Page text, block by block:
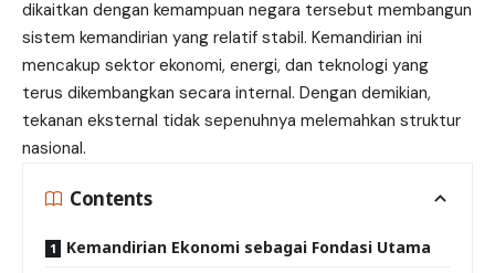
dikaitkan dengan kemampuan negara tersebut membangun
sistem kemandirian yang relatif stabil. Kemandirian ini
mencakup sektor ekonomi, energi, dan teknologi yang
terus dikembangkan secara internal. Dengan demikian,
tekanan eksternal tidak sepenuhnya melemahkan struktur
nasional.
Contents
Kemandirian Ekonomi sebagai Fondasi Utama